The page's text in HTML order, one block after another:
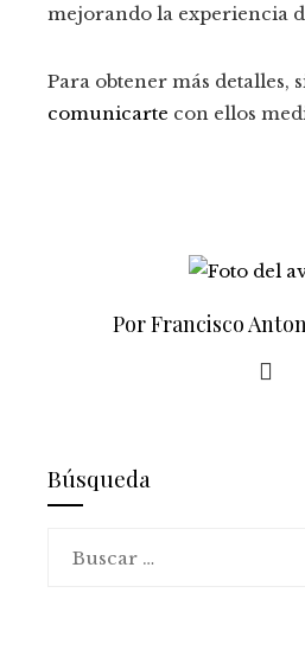
mejorando la experiencia
Para obtener más detalles,
comunicarte con ellos
Por Francisco
Búsqueda